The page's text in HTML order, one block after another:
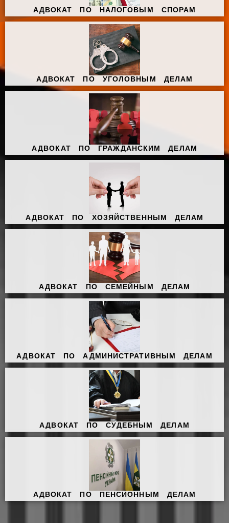
АДВОКАТ ПО НАЛОГОВЫМ СПОРАМ
АДВОКАТ ПО УГОЛОВНЫМ ДЕЛАМ
АДВОКАТ ПО ГРАЖДАНСКИМ ДЕЛАМ
АДВОКАТ ПО ХОЗЯЙСТВЕННЫМ ДЕЛАМ
АДВОКАТ ПО СЕМЕЙНЫМ ДЕЛАМ
АДВОКАТ ПО АДМИНИСТРАТИВНЫМ ДЕЛАМ
АДВОКАТ ПО СУДЕБНЫМ ДЕЛАМ
АДВОКАТ ПО ПЕНСИОННЫМ ДЕЛАМ